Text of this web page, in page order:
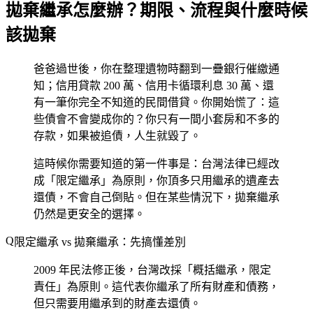
拋棄繼承怎麼辦？期限、流程與什麼時候
該拋棄
爸爸過世後，你在整理遺物時翻到一疊銀行催繳通
知；信用貸款 200 萬、信用卡循環利息 30 萬、還
有一筆你完全不知道的民間借貸。你開始慌了：這
些債會不會變成你的？你只有一間小套房和不多的
存款，如果被追債，人生就毀了。
這時候你需要知道的第一件事是：台灣法律已經改
成「限定繼承」為原則，你頂多只用繼承的遺產去
還債，不會自己倒貼。但在某些情況下，拋棄繼承
仍然是更安全的選擇。
限定繼承 vs 拋棄繼承：先搞懂差別
2009 年民法修正後，台灣改採「概括繼承，限定
責任」為原則。這代表你繼承了所有財產和債務，
但只需要用繼承到的財產去還債。